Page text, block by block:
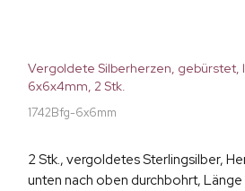
Vergoldete Silberherzen, gebürstet,
6x6x4mm, 2 Stk.
1742Bfg-6x6mm
2 Stk., vergoldetes Sterlingsilber,
unten nach oben durchbohrt,